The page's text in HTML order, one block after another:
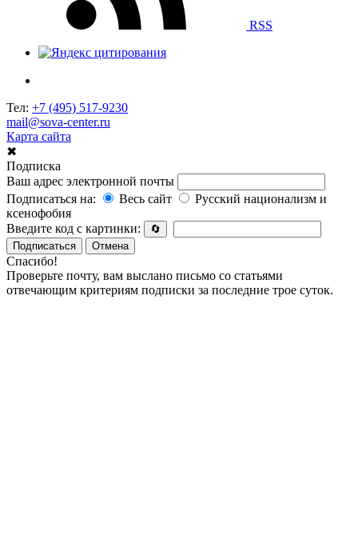
RSS
Тел: +7 (495) 517-9230
mail@sova-center.ru
Карта сайта
✖
Подписка
Ваш адрес электронной почты
Подписаться на:
Весь сайт
Русский национализм и
ксенофобия
Введите код с картинки:
🔄
Подписаться
Отмена
Спасибо!
Проверьте почту, вам выслано письмо со статьями
отвечающим критериям подписки за последние трое суток.